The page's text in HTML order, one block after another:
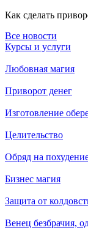
Как сделать
Все новости
Курсы и услуги
Любовная магия
Приворот денег
Изготовление
Целительство
Обряд на
Бизнес магия
Защита от
Венец безбрачия,